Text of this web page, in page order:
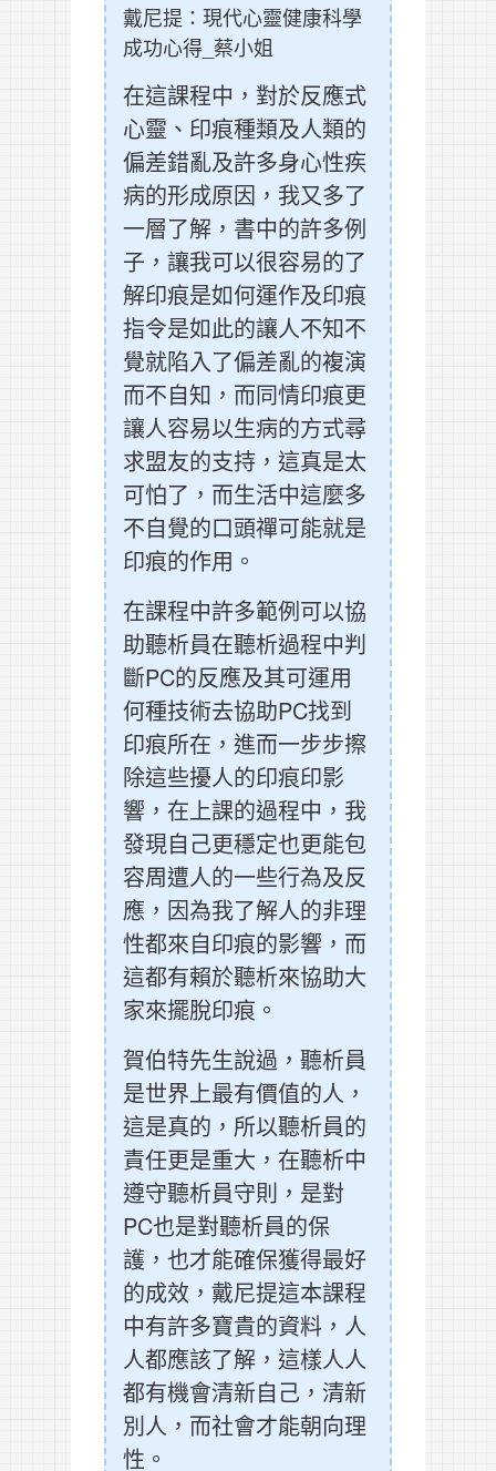
戴尼提：現代心靈健康科學
成功心得_蔡小姐
在這課程中，對於反應式
心靈、印痕種類及人類的
偏差錯亂及許多身心性疾
病的形成原因，我又多了
一層了解，書中的許多例
子，讓我可以很容易的了
解印痕是如何運作及印痕
指令是如此的讓人不知不
覺就陷入了偏差亂的複演
而不自知，而同情印痕更
讓人容易以生病的方式尋
求盟友的支持，這真是太
可怕了，而生活中這麼多
不自覺的口頭禪可能就是
印痕的作用。
在課程中許多範例可以協
助聽析員在聽析過程中判
斷PC的反應及其可運用
何種技術去協助PC找到
印痕所在，進而一步步擦
除這些擾人的印痕印影
響，在上課的過程中，我
發現自己更穩定也更能包
容周遭人的一些行為及反
應，因為我了解人的非理
性都來自印痕的影響，而
這都有賴於聽析來協助大
家來擺脫印痕。
賀伯特先生說過，聽析員
是世界上最有價值的人，
這是真的，所以聽析員的
責任更是重大，在聽析中
遵守聽析員守則，是對
PC也是對聽析員的保
護，也才能確保獲得最好
的成效，戴尼提這本課程
中有許多寶貴的資料，人
人都應該了解，這樣人人
都有機會清新自己，清新
別人，而社會才能朝向理
性。